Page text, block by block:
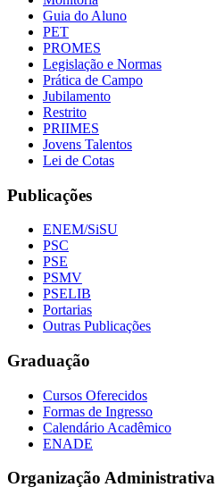
Guia do Aluno
PET
PROMES
Legislação e Normas
Prática de Campo
Jubilamento
Restrito
PRIIMES
Jovens Talentos
Lei de Cotas
Publicações
ENEM/SiSU
PSC
PSE
PSMV
PSELIB
Portarias
Outras Publicações
Graduação
Cursos Oferecidos
Formas de Ingresso
Calendário Acadêmico
ENADE
Organização Administrativa